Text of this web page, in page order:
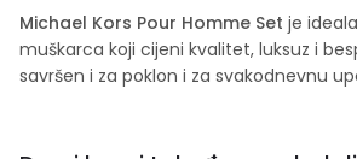
Michael Kors Pour Homme Set je
muškarca koji cijeni kvalitet, luksuz i
savršen i za poklon i za svakodnevnu